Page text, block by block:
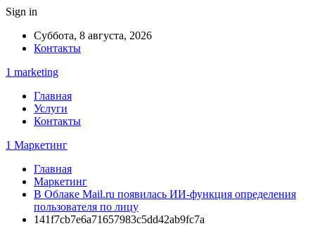
Sign in
Суббота, 8 августа, 2026
Контакты
1 marketing
Главная
Услуги
Контакты
1 Маркетинг
Главная
Маркетинг
В Облаке Mail.ru появилась ИИ-функция определения
пользователя по лицу
141f7cb7e6a71657983c5dd42ab9fc7a